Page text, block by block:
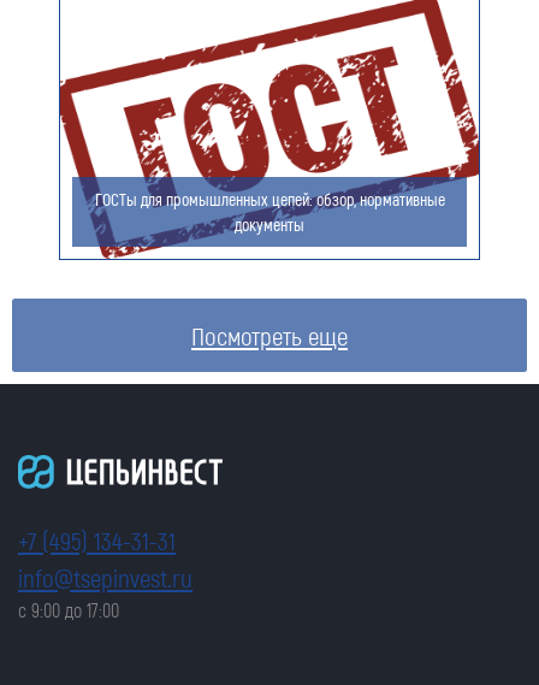
ГОСТы для промышленных цепей: обзор, нормативные
документы
Посмотреть еще
+7 (495) 134-31-31
info@tsepinvest.ru
с 9:00 до 17:00